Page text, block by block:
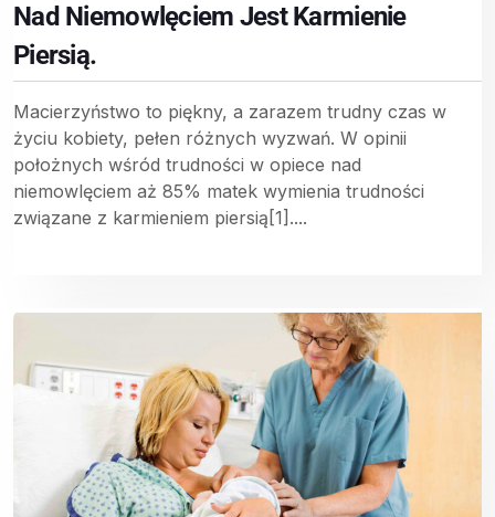
Nad Niemowlęciem Jest Karmienie
Piersią.
Macierzyństwo to piękny, a zarazem trudny czas w
życiu kobiety, pełen różnych wyzwań. W opinii
położnych wśród trudności w opiece nad
niemowlęciem aż 85% matek wymienia trudności
związane z karmieniem piersią[1]....